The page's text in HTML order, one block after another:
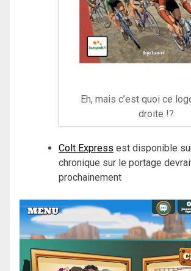
Eh, mais c’est quoi ce
droite !?
Colt Express est disponible
chronique sur le portage
prochainement